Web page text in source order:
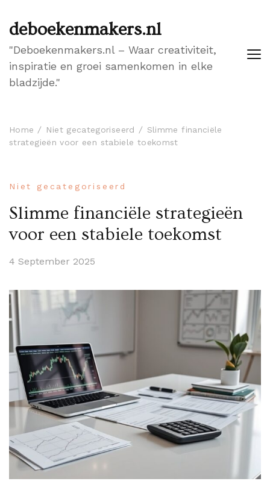
deboekenmakers.nl
"Deboekenmakers.nl – Waar creativiteit,
inspiratie en groei samenkomen in elke
bladzijde."
Home Niet gecategoriseerd
Slimme financiële
strategieën voor een stabiele toekomst
Niet gecategoriseerd
Slimme financiële strategieën
voor een stabiele toekomst
4 September 2025